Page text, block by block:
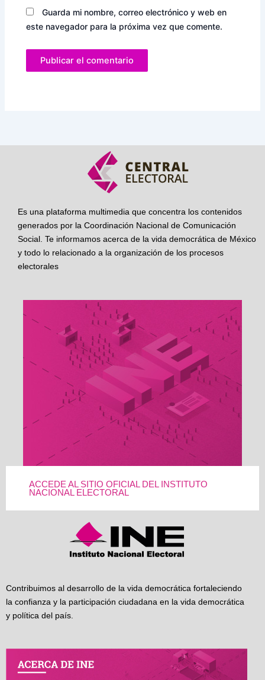
Guarda mi nombre, correo electrónico y web en
este navegador para la próxima vez que comente.
Es una plataforma multimedia que concentra los contenidos
generados por la Coordinación Nacional de Comunicación
Social. Te informamos acerca de la vida democrática de México
y todo lo relacionado a la organización de los procesos
electorales
ACCEDE AL SITIO OFICIAL DEL INSTITUTO
NACIONAL ELECTORAL
Contribuimos al desarrollo de la vida democrática fortaleciendo
la confianza y la participación ciudadana en la vida democrática
y política del país.